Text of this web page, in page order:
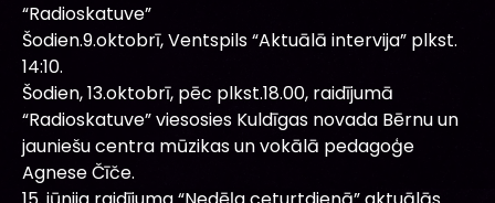
“Radioskatuve”
Šodien.9.oktobrī, Ventspils “Aktuālā intervija” plkst.
14:10.
Šodien, 13.oktobrī, pēc plkst.18.00, raidījumā
“Radioskatuve” viesosies Kuldīgas novada Bērnu un
jauniešu centra mūzikas un vokālā pedagoģe
Agnese Čīče.